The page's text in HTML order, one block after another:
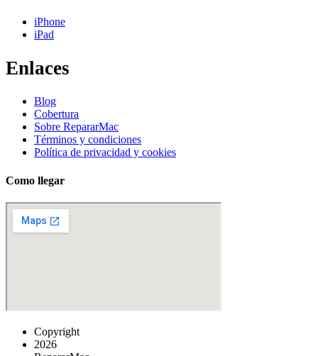
iPhone
iPad
Enlaces
Blog
Cobertura
Sobre RepararMac
Términos y condiciones
Política de privacidad y cookies
Como llegar
Copyright
2026